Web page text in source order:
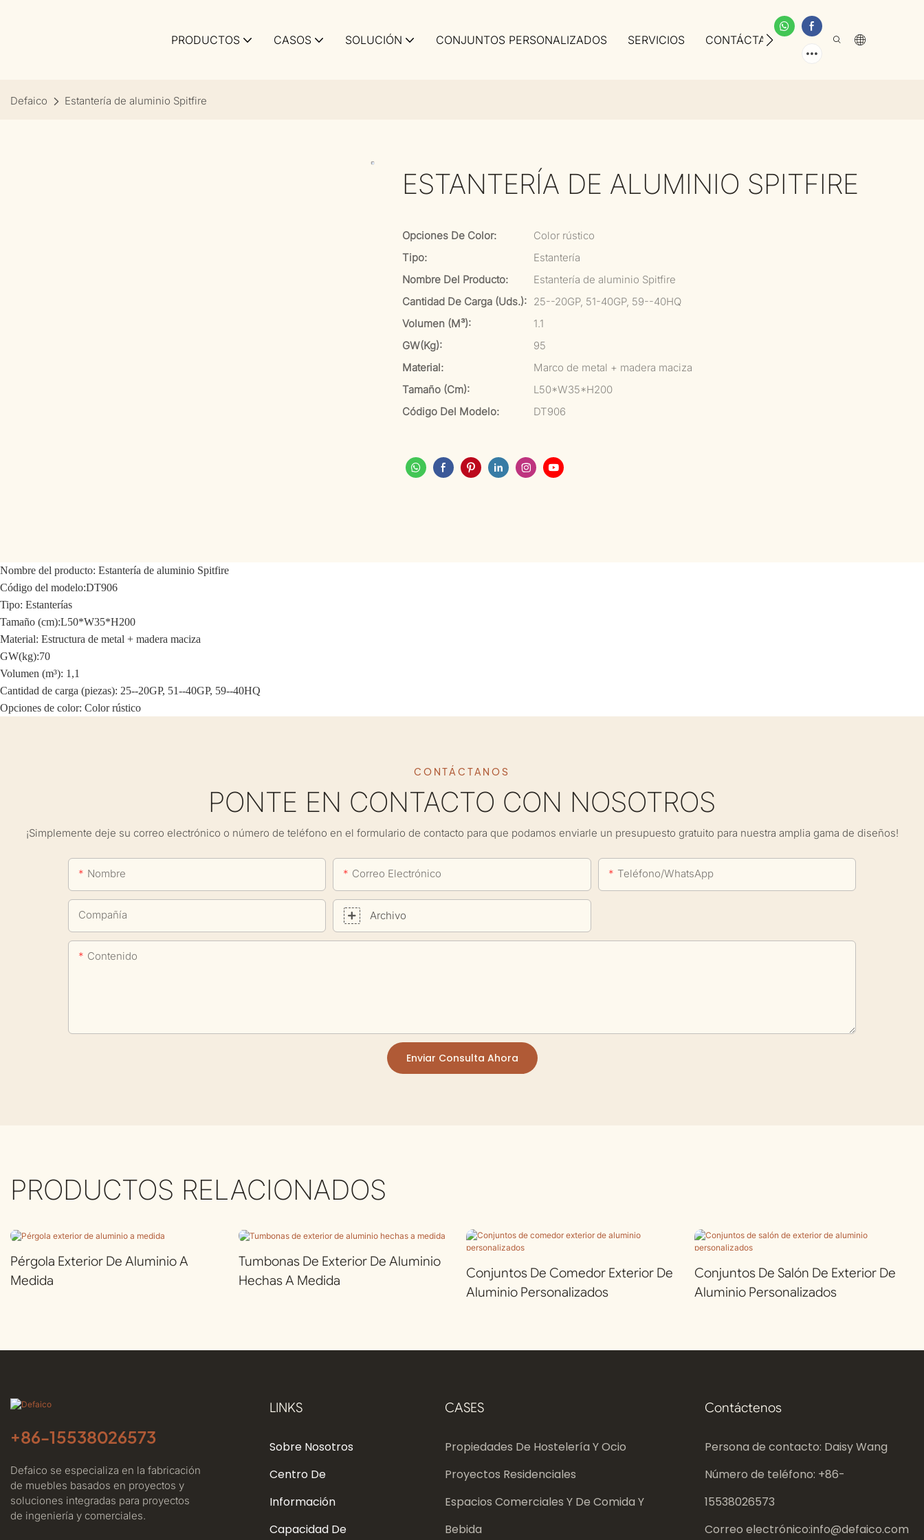
PRODUCTOS CASOS SOLUCIÓN CONJUNTOS PERSONALIZADOS SERVICIOS CONTÁCTANOS SOBRE NOSOTROS
Defaico Estantería de aluminio Spitfire
ESTANTERÍA DE ALUMINIO SPITFIRE
Opciones De Color:
Color rústico
Tipo:
Estantería
Nombre Del Producto:
Estantería de aluminio Spitfire
Cantidad De Carga (uds.): 25--20GP, 51-40GP, 59--40HQ
Volumen (m³):
1.1
GW(kg):
95
Material:
Marco de metal + madera maciza
Tamaño (cm):
L50*W35*H200
Código Del Modelo:
DT906
Nombre del producto: Estantería de aluminio Spitfire
Código del modelo:DT906
Tipo: Estanterías
Tamaño (cm):L50*W35*H200
Material: Estructura de metal + madera maciza
GW(kg):70
Volumen (m³): 1,1
Cantidad de carga (piezas): 25--20GP, 51--40GP, 59--40HQ
Opciones de color: Color rústico
CONTÁCTANOS
PONTE EN CONTACTO CON NOSOTROS
¡Simplemente deje su correo electrónico o número de teléfono en el formulario de contacto para que podamos enviarle un presupuesto gratuito para nuestra amplia gama de diseños!
Nombre Correo Electrónico Teléfono/WhatsApp
Compañía Archivo
Contenido
Enviar Consulta Ahora
PRODUCTOS RELACIONADOS
Pérgola Exterior De Aluminio A
Medida
Tumbonas De Exterior De Aluminio
Hechas A Medida
Conjuntos De Comedor Exterior De
Aluminio Personalizados
Conjuntos De Salón De Exterior De
Aluminio Personalizados
+86-15538026573
Defaico se especializa en la fabricación
de muebles basados ​​en proyectos y
soluciones integradas para proyectos
de ingeniería y comerciales.
LINKS
Sobre Nosotros
Centro De
Información
Capacidad De
CASES
Propiedades De Hostelería Y Ocio
Proyectos Residenciales
Espacios Comerciales Y De Comida Y
Bebida
Contáctenos
Persona de contacto: Daisy Wang
Número de teléfono: +86-
15538026573
Correo electrónico:info@defaico.com